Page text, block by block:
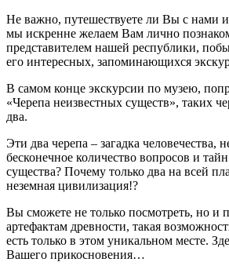
Не важно, путешествуете ли Вы с нами
мы искренне желаем Вам лично
представителем нашей республики,
его интересных, запоминающихся
В самом конце экскурсии по музею,
«Черепа неизвестных существ», таких
два.
Эти два черепа – загадка человечества,
бесконечное количество вопросов и
существа? Почему только два на всей
неземная цивилизация!?
Вы сможете не только посмотреть, но и
артефактам древности, такая
есть только в этом уникальном месте.
Вашего прикосновения…